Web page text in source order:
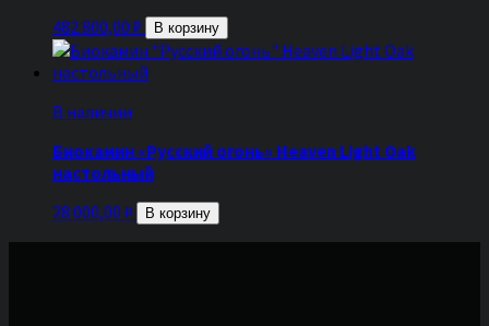
482 800,00 ₽ В корзину
В наличии
Биокамин «Русский огонь» Heaven Light Oak
настольный
28 000,00 ₽ В корзину